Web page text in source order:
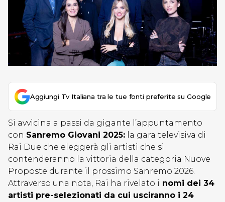
Aggiungi Tv Italiana tra le tue fonti preferite su Google
Si avvicina a passi da gigante l’appuntamento
con Sanremo Giovani 2025: la gara televisiva di
Rai Due che eleggerà gli artisti che si
contenderanno la vittoria della categoria Nuove
Proposte durante il prossimo Sanremo 2026.
Attraverso una nota, Rai ha rivelato i nomi dei 34
artisti pre-selezionati da cui usciranno i 24